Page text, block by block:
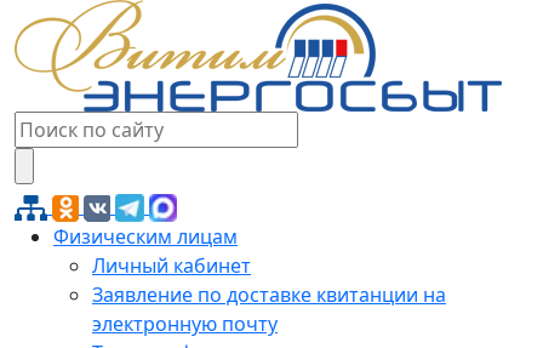
Физическим лицам
Личный кабинет
Заявление по доставке квитанции на
электронную почту